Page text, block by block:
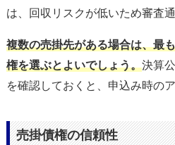
は、回収リスクが低いため審査
複数の売掛先がある場合は、最
権を選ぶとよいでしょう。決算
を確認しておくと、申込み時の
売掛債権の信頼性